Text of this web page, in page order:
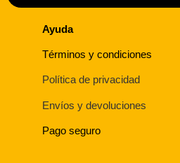
Ayuda
Términos y condiciones
Política de privacidad
Envíos y devoluciones
Pago seguro